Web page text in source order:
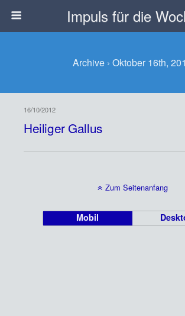
Impuls für die
Archive › Oktober 16th,
16/10/2012
Heiliger Gallus
Zum Seitenanfang
Mobil